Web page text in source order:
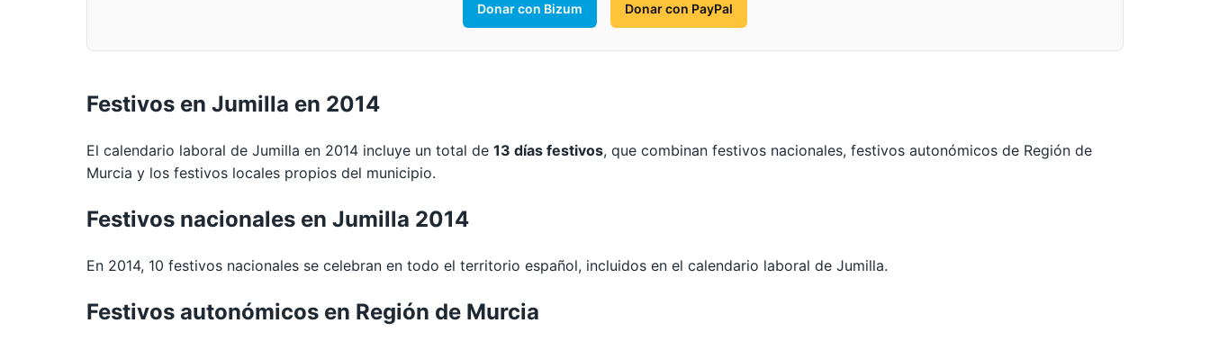
Donar con Bizum Donar con PayPal
Festivos en Jumilla en 2014
El calendario laboral de Jumilla en 2014 incluye un total de 13 días festivos, que combinan festivos nacionales, festivos autonómicos de Región de
Murcia y los festivos locales propios del municipio.
Festivos nacionales en Jumilla 2014
En 2014, 10 festivos nacionales se celebran en todo el territorio español, incluidos en el calendario laboral de Jumilla.
Festivos autonómicos en Región de Murcia